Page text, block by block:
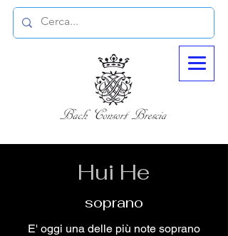
Hui He
soprano
E' oggi una delle più note soprano